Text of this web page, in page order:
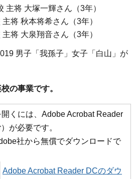
主将 大塚一輝さん（3年）
将 秋本将希さん（3年）
将 大泉翔音さん（3年）
男子「我孫子」女子「白山」が
の事業です。
くには、Adobe Acrobat Reader
が必要です。
社から無償でダウンロードで
Adobe Acrobat Reader DCのダウ